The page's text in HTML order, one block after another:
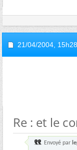
21/04/2004, 15h28
Re : et le
Envoyé par